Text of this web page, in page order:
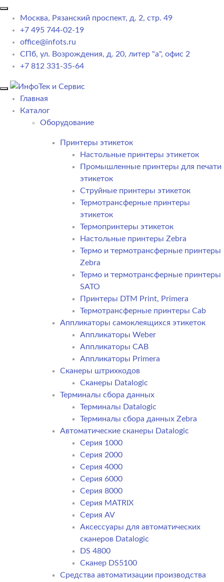
Москва, Рязанский проспект, д. 2, стр. 49
+7 495 744-02-19
office@infots.ru
СПб, ул. Возрождения, д. 20, литер "a", офис 2
+7 812 331-35-64
Главная
Каталог
Оборудование
Принтеры этикеток
Настольные принтеры этикеток
Промышленные принтеры для печати
этикеток
Струйные принтеры этикеток
Термотрансферные принтеры
этикеток
Термопринтеры этикеток
Настольные принтеры Zebra
Термо и термотрансферные принтеры
Zebra
Термо и термотрансферные принтеры
SATO
Принтеры DTM Print, Primera
Термотрансферные принтеры Cab
Аппликаторы самоклеящихся этикеток
Аппликаторы Weber
Аппликаторы CAB
Аппликаторы Primera
Сканеры штрихкодов
Сканеры Datalogic
Терминалы сбора данных
Терминалы Datalogic
Терминалы сбора данных Zebra
Автоматические сканеры Datalogic
Серия 1000
Серия 2000
Серия 4000
Серия 6000
Серия 8000
Серия MATRIX
Серия AV
Аксессуары для автоматических
сканеров Datalogic
DS 4800
Сканер DS5100
Средства автоматизации производства